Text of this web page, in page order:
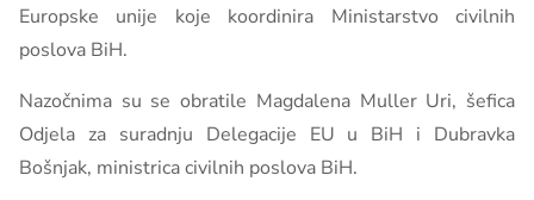
Europske unije koje koordinira Ministarstvo civilnih
poslova BiH.
Nazočnima su se obratile Magdalena Muller Uri, šefica
Odjela za suradnju Delegacije EU u BiH i Dubravka
Bošnjak, ministrica civilnih poslova BiH.